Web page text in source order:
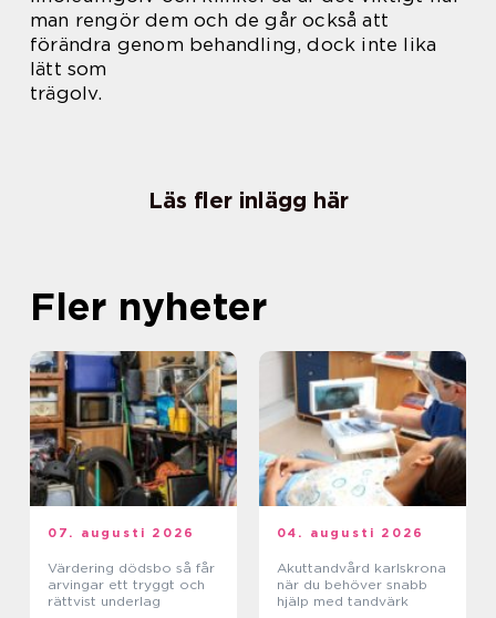
man rengör dem och de går också att
förändra genom behandling, dock inte lika
lätt som
trägolv.
Läs fler inlägg här
Fler nyheter
07. augusti 2026
Värdering dödsbo så får
arvingar ett tryggt och
rättvist underlag
04. augusti 2026
Akuttandvård karlskrona
när du behöver snabb
hjälp med tandvärk